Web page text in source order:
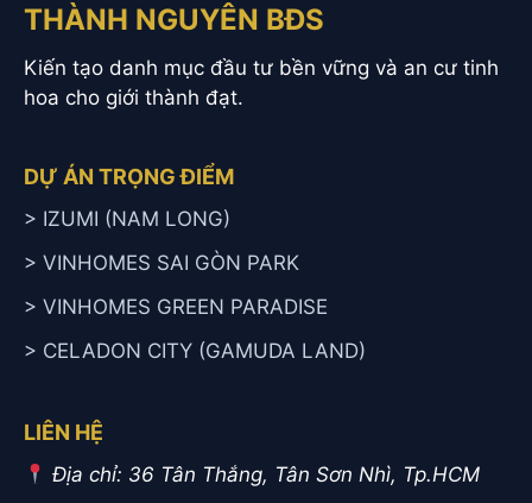
THÀNH NGUYÊN BĐS
Kiến tạo danh mục đầu tư bền vững và an cư tinh
hoa cho giới thành đạt.
DỰ ÁN TRỌNG ĐIỂM
> IZUMI (NAM LONG)
> VINHOMES SAI GÒN PARK
> VINHOMES GREEN PARADISE
> CELADON CITY (GAMUDA LAND)
LIÊN HỆ
Địa chỉ: 36 Tân Thắng, Tân Sơn Nhì, Tp.HCM